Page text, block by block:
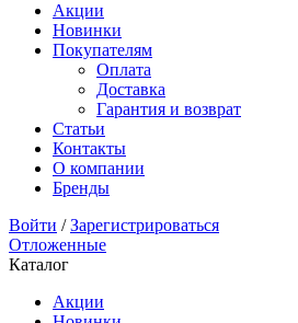
Акции
Новинки
Покупателям
Оплата
Доставка
Гарантия и возврат
Статьи
Контакты
О компании
Бренды
Войти /Зарегистрироваться
Отложенные
Каталог
Акции